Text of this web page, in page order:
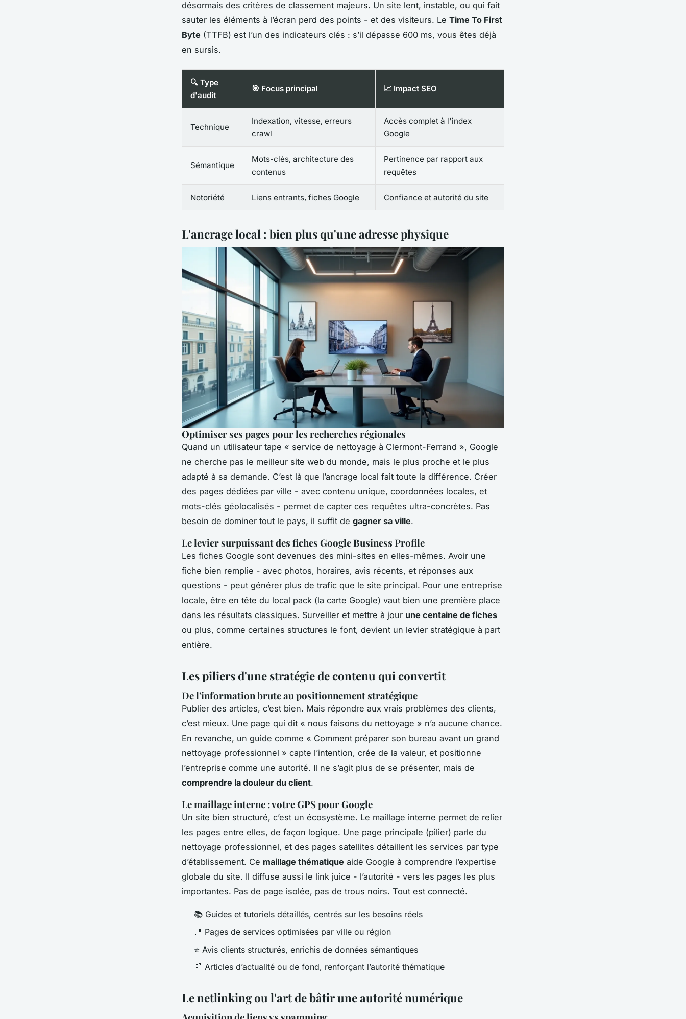
désormais des critères de classement majeurs. Un site lent, instable, ou qui fait
sauter les éléments à l’écran perd des points - et des visiteurs. Le Time To First
Byte (TTFB) est l’un des indicateurs clés : s’il dépasse 600 ms, vous êtes déjà
en sursis.
🔍 Type
d'audit
🎯 Focus principal 📈 Impact SEO
Technique
Indexation, vitesse, erreurs
crawl
Accès complet à l'index
Google
Sémantique
Mots-clés, architecture des
contenus
Pertinence par rapport aux
requêtes
Notoriété Liens entrants, fiches Google Confiance et autorité du site
L'ancrage local : bien plus qu'une adresse physique
Optimiser ses pages pour les recherches régionales
Quand un utilisateur tape « service de nettoyage à Clermont-Ferrand », Google
ne cherche pas le meilleur site web du monde, mais le plus proche et le plus
adapté à sa demande. C’est là que l’ancrage local fait toute la différence. Créer
des pages dédiées par ville - avec contenu unique, coordonnées locales, et
mots-clés géolocalisés - permet de capter ces requêtes ultra-concrètes. Pas
besoin de dominer tout le pays, il suffit de gagner sa ville.
Le levier surpuissant des fiches Google Business Profile
Les fiches Google sont devenues des mini-sites en elles-mêmes. Avoir une
fiche bien remplie - avec photos, horaires, avis récents, et réponses aux
questions - peut générer plus de trafic que le site principal. Pour une entreprise
locale, être en tête du local pack (la carte Google) vaut bien une première place
dans les résultats classiques. Surveiller et mettre à jour une centaine de fiches
ou plus, comme certaines structures le font, devient un levier stratégique à part
entière.
Les piliers d'une stratégie de contenu qui convertit
De l'information brute au positionnement stratégique
Publier des articles, c’est bien. Mais répondre aux vrais problèmes des clients,
c’est mieux. Une page qui dit « nous faisons du nettoyage » n’a aucune chance.
En revanche, un guide comme « Comment préparer son bureau avant un grand
nettoyage professionnel » capte l’intention, crée de la valeur, et positionne
l’entreprise comme une autorité. Il ne s’agit plus de se présenter, mais de
comprendre la douleur du client.
Le maillage interne : votre GPS pour Google
Un site bien structuré, c’est un écosystème. Le maillage interne permet de relier
les pages entre elles, de façon logique. Une page principale (pilier) parle du
nettoyage professionnel, et des pages satellites détaillent les services par type
d’établissement. Ce maillage thématique aide Google à comprendre l’expertise
globale du site. Il diffuse aussi le link juice - l’autorité - vers les pages les plus
importantes. Pas de page isolée, pas de trous noirs. Tout est connecté.
📚 Guides et tutoriels détaillés, centrés sur les besoins réels
📍 Pages de services optimisées par ville ou région
⭐ Avis clients structurés, enrichis de données sémantiques
📰 Articles d’actualité ou de fond, renforçant l’autorité thématique
Le netlinking ou l'art de bâtir une autorité numérique